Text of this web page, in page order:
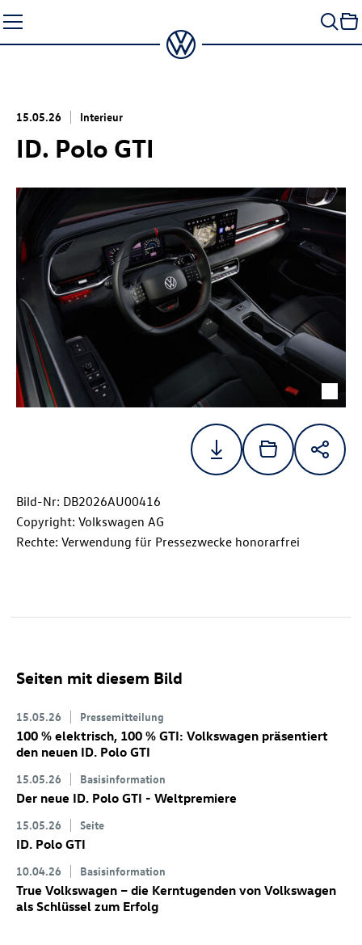
Seiteninhalt
springen
15.05.26 Interieur
ID. Polo GTI
Bild-Nr: DB2026AU00416
Copyright: Volkswagen AG
Rechte: Verwendung für Pressezwecke honorarfrei
Seiten mit diesem Bild
15.05.26 Pressemitteilung
100 % elektrisch, 100 % GTI: Volkswagen präsentiert
den neuen ID. Polo GTI
15.05.26 Basisinformation
Der neue ID. Polo GTI - Weltpremiere
15.05.26 Seite
ID. Polo GTI
10.04.26 Basisinformation
True Volkswagen – die Kerntugenden von Volkswagen
als Schlüssel zum Erfolg